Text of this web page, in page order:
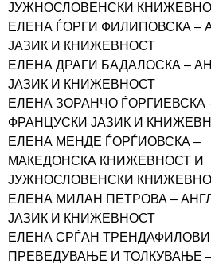
ЈУЖНОСЛОВЕНСКИ
ЕЛЕНА ЃОРГИ ФИЛИПОВСКА –
ЈАЗИК И КНИЖЕВНОСТ
ЕЛЕНА ДРАГИ БАДАЛОСКА –
ЈАЗИК И КНИЖЕВНОСТ
ЕЛЕНА ЗОРАНЧО ЃОРГИЕВСКА
ФРАНЦУСКИ ЈАЗИК И
ЕЛЕНА МЕНДЕ ЃОРЃИОВСКА –
МАКЕДОНСКА КНИЖЕВНОСТ И
ЈУЖНОСЛОВЕНСКИ
ЕЛЕНА МИЛАН ПЕТРОВА –
ЈАЗИК И КНИЖЕВНОСТ
ЕЛЕНА СРЃАН
ПРЕВЕДУВАЊЕ И ТОЛКУВАЊЕ